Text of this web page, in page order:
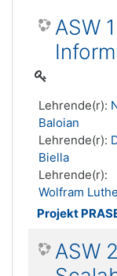
ASW
Lehrende(r):
Baloian
Lehrende(r):
Biella
Lehrende(r):
Wolfram
Projekt
ASW